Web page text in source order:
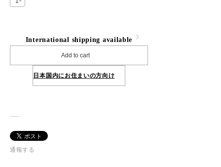
International shipping available
Add to cart
日本国内にお住まいの方向け
通報する